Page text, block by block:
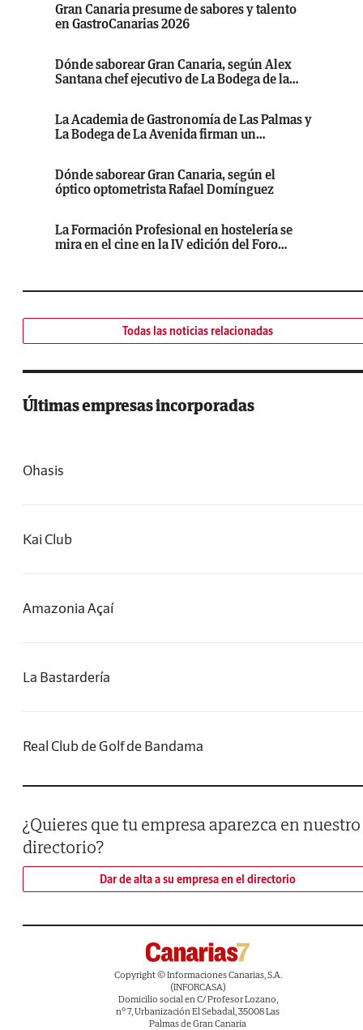
Gran Canaria presume de sabores y talento
en GastroCanarias 2026
Dónde saborear Gran Canaria, según Alex
Santana chef ejecutivo de La Bodega de la
La Academia de Gastronomía de Las Palmas y
La Bodega de La Avenida firman un
Dónde saborear Gran Canaria, según el
óptico optometrista Rafael Domínguez
La Formación Profesional en hostelería se
mira en el cine en la IV edición del Foro
Todas las noticias relacionadas
Últimas empresas incorporadas
Ohasis
Kai Club
Amazonia Açaí
La Bastardería
Real Club de Golf de Bandama
¿Quieres que tu empresa aparezca en nuestro
directorio?
Dar de alta a su empresa en el directorio
Copyright © Informaciones Canarias, S.A.
(INFORCASA)
Domicilio social en C/ Profesor Lozano,
nº 7, Urbanización El Sebadal, 35008 Las
Palmas de Gran Canaria